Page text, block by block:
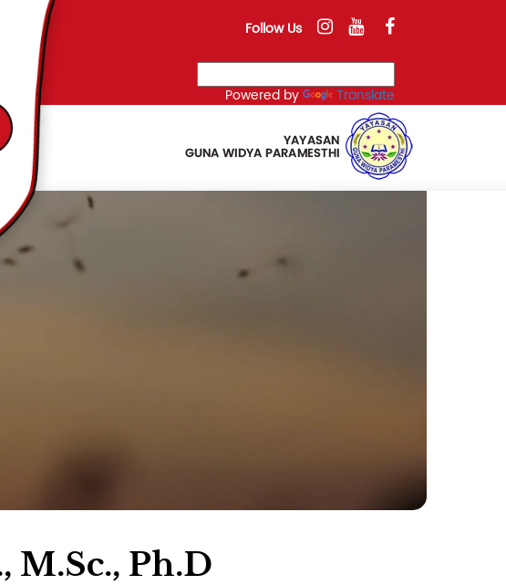
Follow Us
Powered by Translate
M.Sc., Ph.D